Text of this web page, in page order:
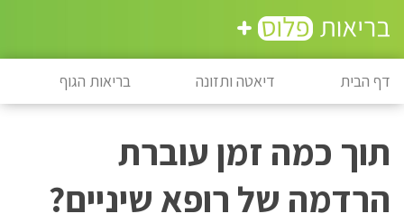
דף הבית דיאטה ותזונה בריאות הגוף
תוך כמה זמן עוברת
הרדמה של רופא שיניים?